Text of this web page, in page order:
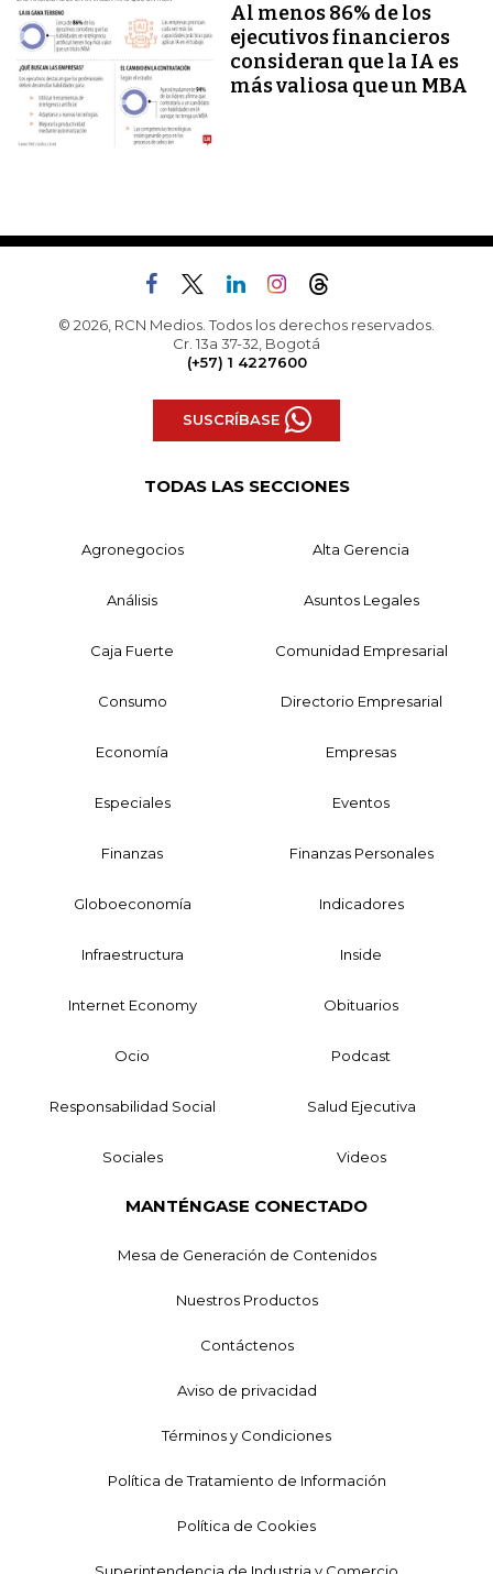
Al menos 86% de los
ejecutivos financieros
consideran que la IA es
más valiosa que un MBA
© 2026, RCN Medios. Todos los derechos reservados.
Cr. 13a 37-32, Bogotá
(+57) 1 4227600
SUSCRÍBASE
TODAS LAS SECCIONES
Agronegocios Alta Gerencia
Análisis Asuntos Legales
Caja Fuerte Comunidad Empresarial
Consumo Directorio Empresarial
Economía Empresas
Especiales Eventos
Finanzas Finanzas Personales
Globoeconomía Indicadores
Infraestructura Inside
Internet Economy Obituarios
Ocio Podcast
Responsabilidad Social Salud Ejecutiva
Sociales Videos
MANTÉNGASE CONECTADO
Mesa de Generación de Contenidos
Nuestros Productos
Contáctenos
Aviso de privacidad
Términos y Condiciones
Política de Tratamiento de Información
Política de Cookies
Superintendencia de Industria y Comercio